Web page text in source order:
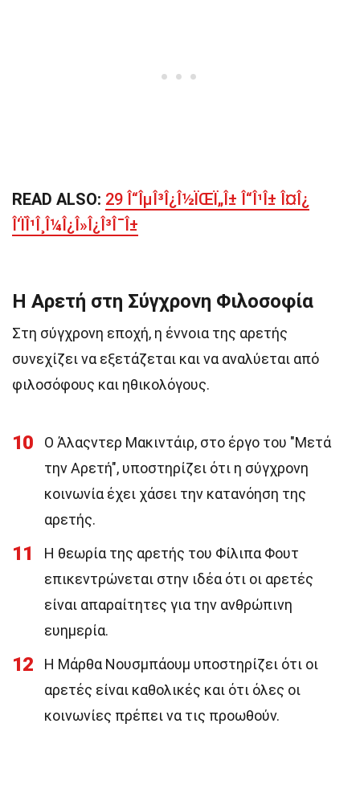
READ ALSO: 29 Î“ÎµÎ³Î¿Î½ÏŒÏ„Î± Î“Î¹Î± Î¤Î¿
Î‘ÏÎ¹Î¸Î¼Î¿Î»Î¿Î³Î¯Î±
Η Αρετή στη Σύγχρονη Φιλοσοφία
Στη σύγχρονη εποχή, η έννοια της αρετής
συνεχίζει να εξετάζεται και να αναλύεται από
φιλοσόφους και ηθικολόγους.
10
Ο Άλαςντερ Μακιντάιρ, στο έργο του "Μετά
την Αρετή", υποστηρίζει ότι η σύγχρονη
κοινωνία έχει χάσει την κατανόηση της
αρετής.
11
Η θεωρία της αρετής του Φίλιπα Φουτ
επικεντρώνεται στην ιδέα ότι οι αρετές
είναι απαραίτητες για την ανθρώπινη
ευημερία.
12
Η Μάρθα Νουσμπάουμ υποστηρίζει ότι οι
αρετές είναι καθολικές και ότι όλες οι
κοινωνίες πρέπει να τις προωθούν.